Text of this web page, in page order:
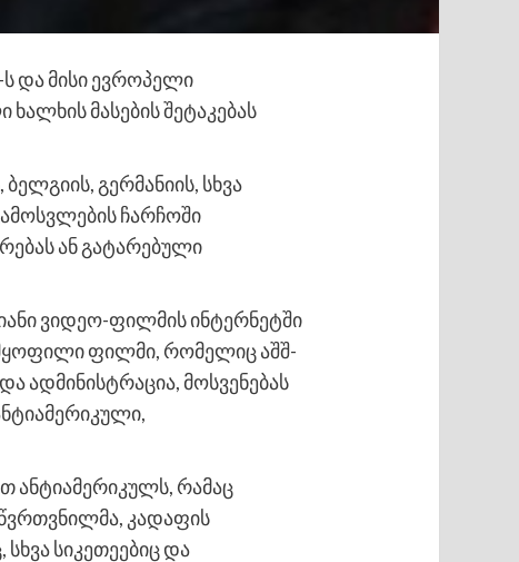
და მისი ევროპელი
მასების შეტაკებას
გერმანიის, სხვა
ჩარჩოში
ან გატარებული
ვიდეო-ფილმის ინტერნეტში
ფილმი, რომელიც აშშ-
ადმინისტრაცია, მოსვენებას
ანტიამერიკულს, რამაც
კადაფის
სიკეთეებიც და